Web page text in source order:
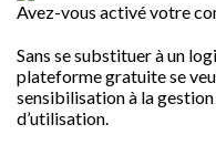
Avez-vous activé votre
Sans se substituer à un
plateforme gratuite se
sensibilisation à la
d’utilisation.